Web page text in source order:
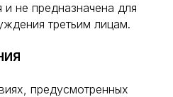
не предназначена для
третьим лицам.
предусмотренных